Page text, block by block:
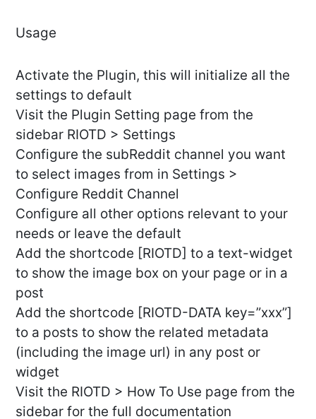
Usage
Activate the Plugin, this will initialize all the
settings to default
Visit the Plugin Setting page from the
sidebar RIOTD > Settings
Configure the subReddit channel you want
to select images from in Settings >
Configure Reddit Channel
Configure all other options relevant to your
needs or leave the default
Add the shortcode [RIOTD] to a text-widget
to show the image box on your page or in a
post
Add the shortcode [RIOTD-DATA key=”xxx”]
to a posts to show the related metadata
(including the image url) in any post or
widget
Visit the RIOTD > How To Use page from the
sidebar for the full documentation